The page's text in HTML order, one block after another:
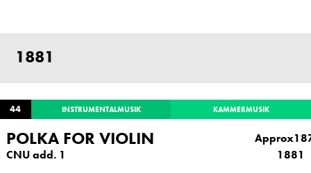
1881
44 INSTRUMENTALMUSIK KAMMERMUSIK
POLKA FOR VIOLIN
CNU add. 1
1881